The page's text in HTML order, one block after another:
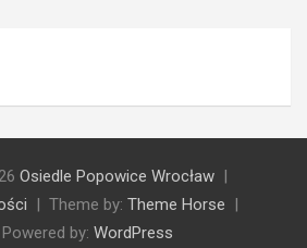
Osiedle Popowice Wrocław
Theme by: Theme Horse
by: WordPress